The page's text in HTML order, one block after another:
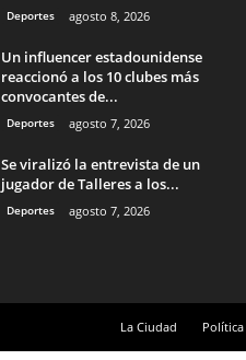
Deportes agosto 8, 2026
Un influencer estadounidense
reaccionó a los 10 clubes más
convocantes de...
Deportes agosto 7, 2026
Se viralizó la entrevista de un
jugador de Talleres a los...
Deportes agosto 7, 2026
La Ciudad Política